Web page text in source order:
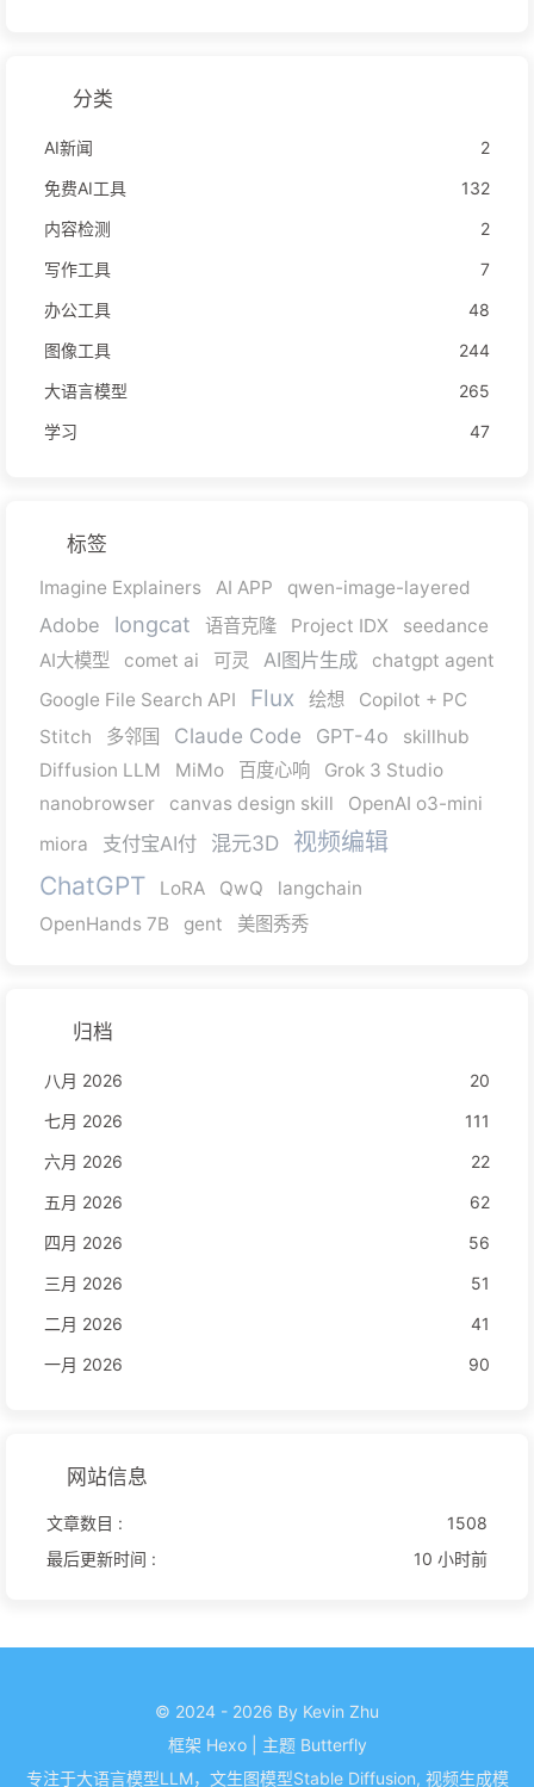
分类
AI新闻
2
免费AI工具
132
内容检测
2
写作工具
7
办公工具
48
图像工具
244
大语言模型
265
学习
47
标签
Imagine Explainers AI APP qwen-image-layered
Adobe longcat 语音克隆 Project IDX
seedance
AI大模型
comet ai 可灵 AI图片生成
chatgpt agent
Google File Search API
Flux 绘想
Copilot + PC
Stitch
多邻国 Claude Code GPT-4o
skillhub
Diffusion LLM
MiMo 百度心响
Grok 3 Studio
nanobrowser
canvas design skill
OpenAI o3-mini
miora
支付宝AI付 混元3D 视频编辑
ChatGPT LoRA QwQ
langchain
OpenHands 7B
gent 美图秀秀
归档
八月 2026
20
七月 2026
111
六月 2026
22
五月 2026
62
四月 2026
56
三月 2026
51
二月 2026
41
一月 2026
90
网站信息
文章数目 :
1508
最后更新时间 :
10 小时前
© 2024 - 2026 By Kevin Zhu
框架 Hexo 主题 Butterfly
专注于大语言模型LLM，文生图模型Stable Diffusion, 视频生成模